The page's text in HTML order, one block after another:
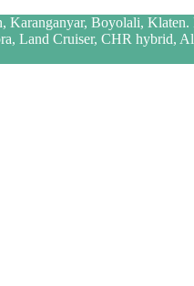
Karanganyar, Boyolali, Klaten.
Land Cruiser, CHR hybrid,